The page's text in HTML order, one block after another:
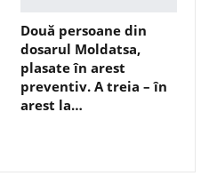
Două persoane din
dosarul Moldatsa,
plasate în arest
preventiv. A treia – în
arest la…